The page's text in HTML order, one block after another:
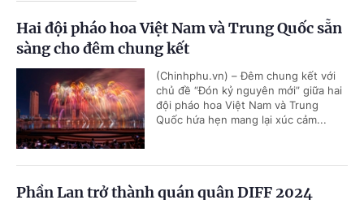
Hai đội pháo hoa Việt Nam và Trung Quốc sẵn
sàng cho đêm chung kết
(Chinhphu.vn) – Đêm chung kết với
chủ đề “Đón kỷ nguyên mới” giữa hai
đội pháo hoa Việt Nam và Trung
Quốc hứa hẹn mang lại xúc cảm...
Phần Lan trở thành quán quân DIFF 2024